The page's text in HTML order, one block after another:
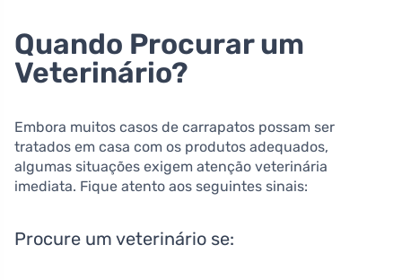
Quando Procurar um
Veterinário?
Embora muitos casos de carrapatos possam ser
tratados em casa com os produtos adequados,
algumas situações exigem atenção veterinária
imediata. Fique atento aos seguintes sinais:
Procure um veterinário se: